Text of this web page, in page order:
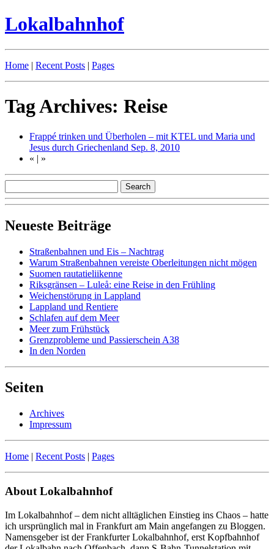
Lokalbahnhof
Home | Recent Posts | Pages
Tag Archives: Reise
Frappé trinken und Überholen – mit KTEL und Maria und
Jesus durch Griechenland Sep. 8, 2010
« | »
Neueste Beiträge
Straßenbahnen und Eis – Nachtrag
Warum Straßenbahnen vereiste Oberleitungen nicht mögen
Suomen rautatieliikenne
Riksgränsen – Luleå: eine Reise in den Frühling
Weichenstörung in Lappland
Lappland und Rentiere
Schlafen auf dem Meer
Meer zum Frühstück
Grenzprobleme und Passierschein A38
In den Norden
Seiten
Archives
Impressum
Home | Recent Posts | Pages
About Lokalbahnhof
Im Lokalbahnhof – dem nicht alltäglichen Einstieg ins Chaos – hatte
ich ursprünglich mal in Frankfurt am Main angefangen zu Bloggen.
Namensgeber ist der Frankfurter Lokalbahnhof, erst Kopfbahnhof